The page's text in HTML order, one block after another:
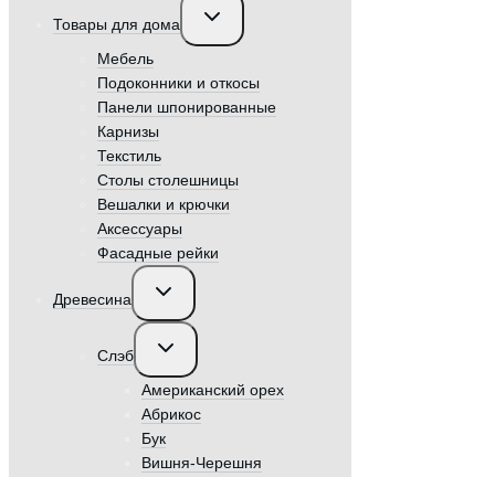
Товары для дома
Переключить
дочернее
Мебель
Подоконники и откосы
Панели шпонированные
Карнизы
Текстиль
Столы столешницы
Вешалки и крючки
Аксессуары
Фасадные рейки
Древесина
Переключить
дочернее
Слэб
Переключить
дочернее
Американский орех
Абрикос
Бук
Вишня-Черешня